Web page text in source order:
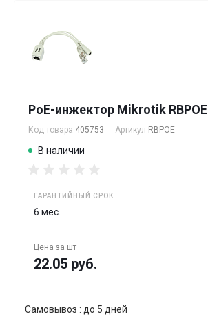
PoE-инжектор Mikrotik RBPOE
Код товара 405753 Артикул RBPOE
В наличии
ГАРАНТИЙНЫЙ СРОК
6 мес.
Цена за шт
22.05 руб.
Самовывоз : до 5 дней